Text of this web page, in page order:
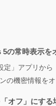
の常時表示を
定」アプリから
の機密情報をオ
オフ」にする